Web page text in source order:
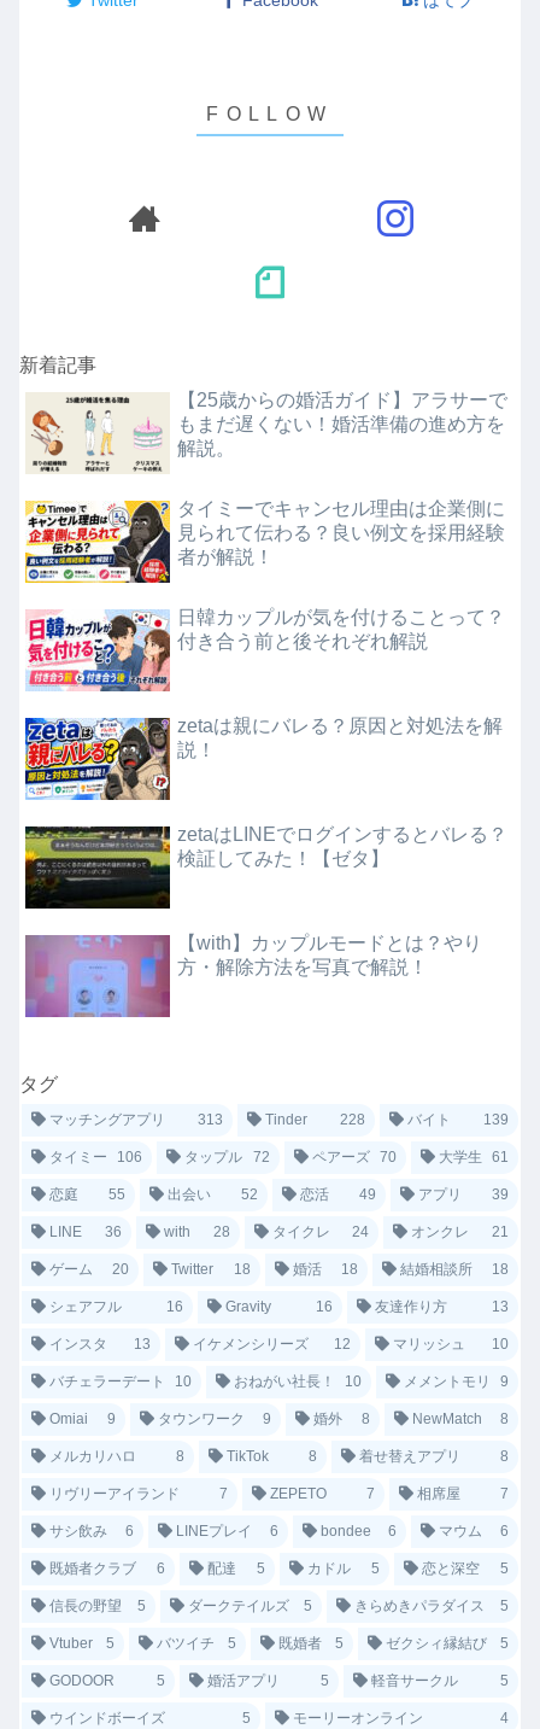
新着記事
【25歳からの婚活ガイド】アラサーで
もまだ遅くない！婚活準備の進め方を
解説。
タイミーでキャンセル理由は企業側に
見られて伝わる？良い例文を採用経験
者が解説！
日韓カップルが気を付けることって？
付き合う前と後それぞれ解説
zetaは親にバレる？原因と対処法を解
説！
zetaはLINEでログインするとバレる？
検証してみた！【ゼタ】
【with】カップルモードとは？やり
方・解除方法を写真で解説！
タグ
マッチングアプリ 313 Tinder 228 バイト 139
タイミー 106 タップル 72 ペアーズ 70 大学生 61
恋庭 55 出会い 52 恋活 49 アプリ 39
LINE 36 with 28 タイクレ 24 オンクレ 21
ゲーム 20 Twitter 18 婚活 18 結婚相談所 18
シェアフル 16 Gravity 16 友達作り方 13
インスタ 13 イケメンシリーズ 12 マリッシュ 10
バチェラーデート 10 おねがい社長！ 10 メメントモリ 9
Omiai 9 タウンワーク 9 婚外 8 NewMatch 8
メルカリハロ 8 TikTok 8 着せ替えアプリ 8
リヴリーアイランド 7 ZEPETO 7 相席屋 7
サシ飲み 6 LINEプレイ 6 bondee 6 マウム 6
既婚者クラブ 6 配達 5 カドル 5 恋と深空 5
信長の野望 5 ダークテイルズ 5 きらめきパラダイス 5
Vtuber 5 バツイチ 5 既婚者 5 ゼクシィ縁結び 5
GODOOR 5 婚活アプリ 5 軽音サークル 5
ウインドボーイズ 5 モーリーオンライン 4